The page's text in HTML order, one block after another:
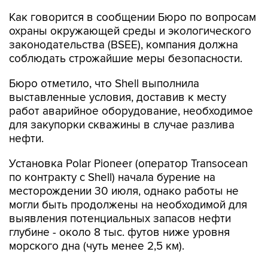
Как говорится в сообщении Бюро по вопросам
охраны окружающей среды и экологического
законодательства (BSEE), компания должна
соблюдать строжайшие меры безопасности.
Бюро отметило, что Shell выполнила
выставленные условия, доставив к месту
работ аварийное оборудование, необходимое
для закупорки скважины в случае разлива
нефти.
Установка Polar Pioneer (оператор Transocean
по контракту с Shell) начала бурение на
месторождении 30 июля, однако работы не
могли быть продолжены на необходимой для
выявления потенциальных запасов нефти
глубине - около 8 тыс. футов ниже уровня
морского дна (чуть менее 2,5 км).